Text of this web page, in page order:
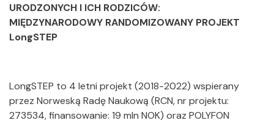
URODZONYCH I ICH RODZICÓW:
MIĘDZYNARODOWY RANDOMIZOWANY PROJEKT
LongSTEP
LongSTEP to 4 letni projekt (2018-2022) wspierany
przez Norweską Radę Naukową (RCN, nr projektu:
273534, finansowanie: 19 mln NOK) oraz POLYFON